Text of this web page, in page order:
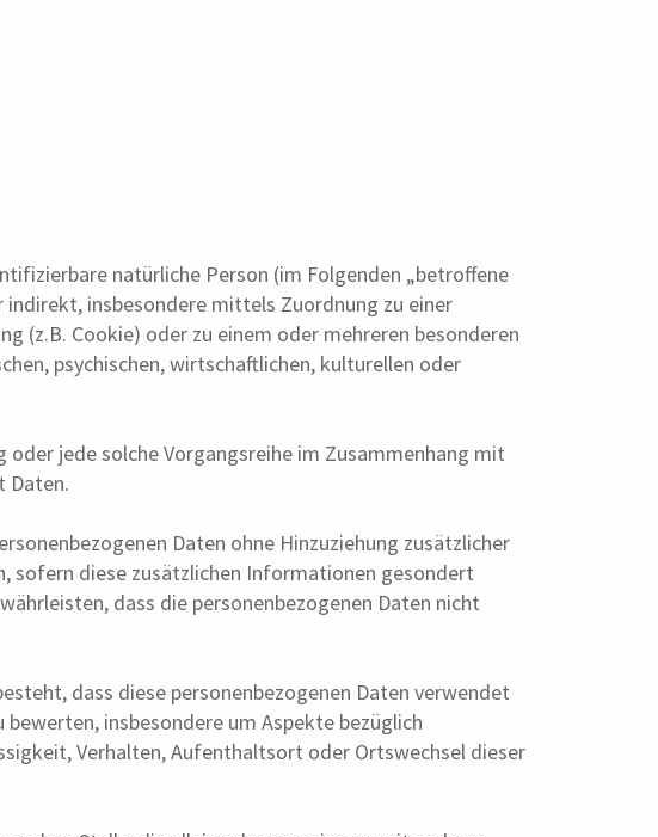
natürliche Person (im Folgenden „betroffene
insbesondere mittels Zuordnung zu einer
(z.B. Cookie) oder zu einem oder mehreren besonderen
psychischen, wirtschaftlichen, kulturellen oder
jede solche Vorgangsreihe im Zusammenhang mit
Daten.
Daten ohne Hinzuziehung zusätzlicher
sofern diese zusätzlichen Informationen gesondert
dass die personenbezogenen Daten nicht
dass diese personenbezogenen Daten verwendet
insbesondere um Aspekte bezüglich
Verhalten, Aufenthaltsort oder Ortswechsel dieser